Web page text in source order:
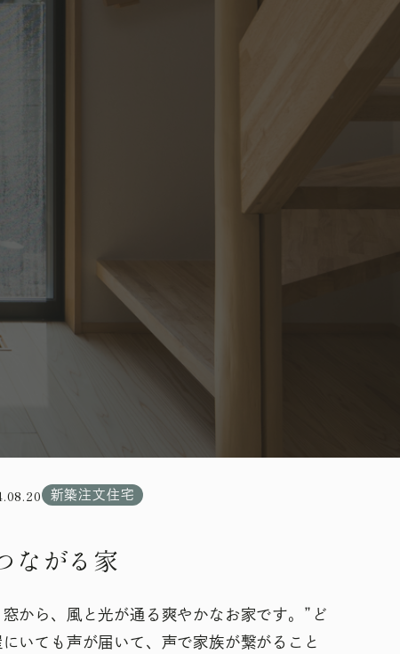
新築注文住宅
ながる家
から、風と光が通る爽やかなお家です。”ど
にいても声が届いて、声で家族が繋がること